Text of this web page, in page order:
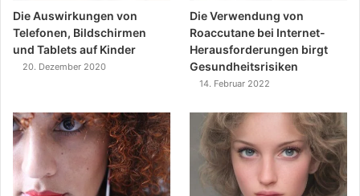
Die Auswirkungen von
Telefonen, Bildschirmen
und Tablets auf Kinder
20. Dezember 2020
Die Verwendung von
Roaccutane bei Internet-
Herausforderungen birgt
Gesundheitsrisiken
14. Februar 2022